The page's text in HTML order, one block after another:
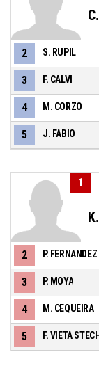
2 S. RUPIL
3 F. CALVI
4 M. CORZO
5 J. FABIO
1
2 P. FERNANDEZ
3 P. MOYA
4 M. CEQUEIRA
5 F. VIETA